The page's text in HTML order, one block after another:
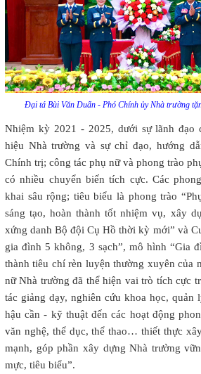
Đại tá Bùi Văn Duẩn - Phó Chính ủy Nhà trường
Nhiệm kỳ 2021 - 2025, dưới sự lãnh đạo
hiệu Nhà trường và sự chỉ đạo, hướng
Chính trị; công tác phụ nữ và phong trào
có nhiều chuyển biến tích cực. Các
khai sâu rộng; tiêu biểu là phong trào
sáng tạo, hoàn thành tốt nhiệm vụ, xây
xứng danh Bộ đội Cụ Hồ thời kỳ mới” và
gia đình 5 không, 3 sạch”, mô hình “Gia
thành tiêu chí rèn luyện thường xuyên của
nữ Nhà trường đã thể hiện vai trò tích cực
tác giảng dạy, nghiên cứu khoa học, quản
hậu cần - kỹ thuật đến các hoạt động
văn nghệ, thể dục, thể thao… thiết thực
mạnh, góp phần xây dựng Nhà trường
mực, tiêu biểu”.